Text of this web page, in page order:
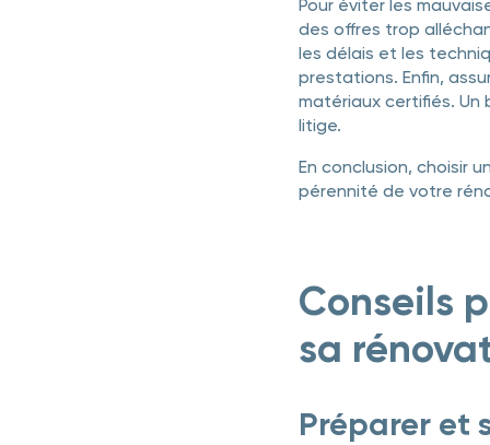
Pour éviter les
des offres trop
les délais et les
prestations. Enfin,
matériaux certifiés. Un
litige.
En conclusion, choisir
pérennité de votre
Conseils
sa
Préparer et